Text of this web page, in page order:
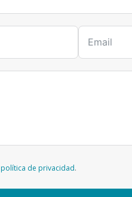
política de privacidad.